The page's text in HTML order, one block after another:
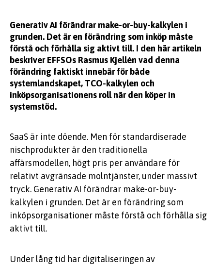
Generativ AI förändrar make-or-buy-kalkylen i
grunden. Det är en förändring som inköp måste
förstå och förhålla sig aktivt till. I den här artikeln
beskriver EFFSOs Rasmus Kjellén vad denna
förändring faktiskt innebär för både
systemlandskapet, TCO-kalkylen och
inköpsorganisationens roll när den köper in
systemstöd.
SaaS är inte döende. Men för standardiserade
nischprodukter är den traditionella
affärsmodellen, högt pris per användare för
relativt avgränsade molntjänster, under massivt
tryck. Generativ AI förändrar make-or-buy-
kalkylen i grunden. Det är en förändring som
inköpsorganisationer måste förstå och förhålla sig
aktivt till.
Under lång tid har digitaliseringen av